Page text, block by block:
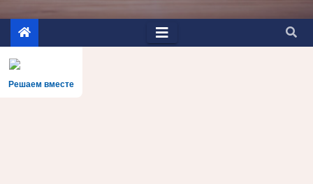
Решаем вместе